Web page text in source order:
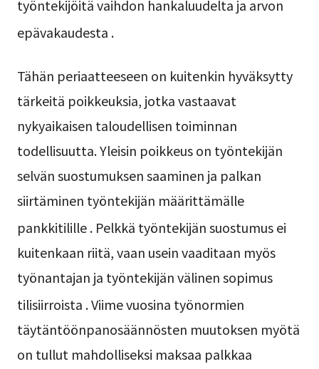
työntekijöitä vaihdon hankaluudelta ja arvon
epävakaudesta .
Tähän periaatteeseen on kuitenkin hyväksytty
tärkeitä poikkeuksia, jotka vastaavat
nykyaikaisen taloudellisen toiminnan
todellisuutta. Yleisin poikkeus on työntekijän
selvän suostumuksen saaminen ja palkan
siirtäminen työntekijän määrittämälle
pankkitilille. Pelkkä työntekijän suostumus ei
kuitenkaan riitä, vaan usein vaaditaan myös
työnantajan ja työntekijän välinen sopimus
tilisiirroista . Viime vuosina työnormien
täytäntöönpanosäännösten muutoksen myötä
on tullut mahdolliseksi maksaa palkkaa